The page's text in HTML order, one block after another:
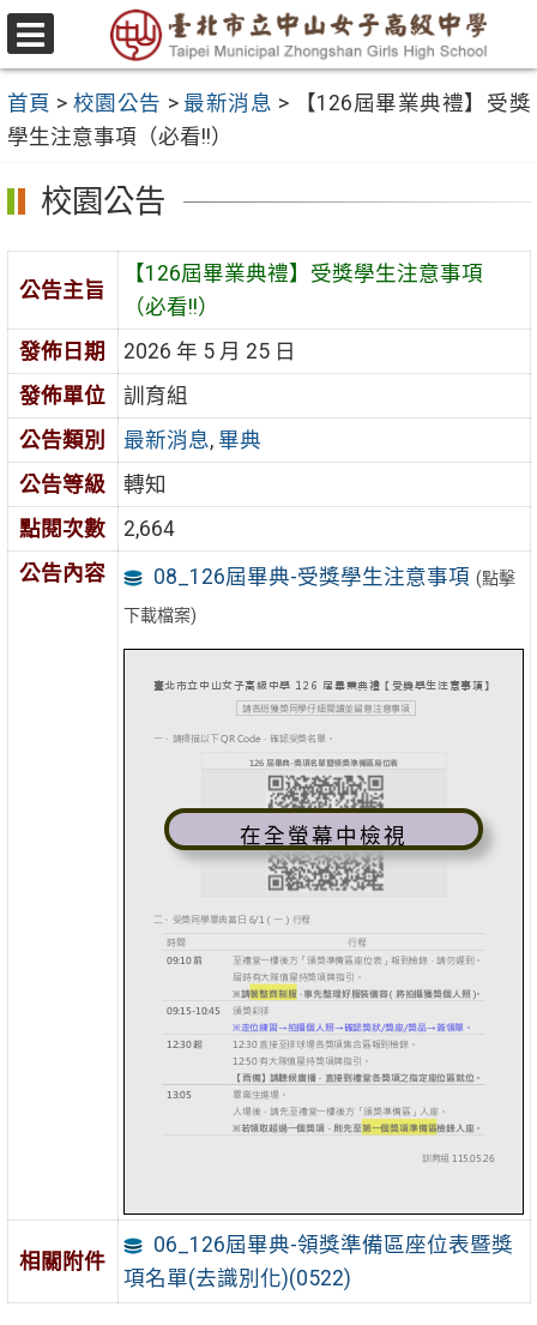
跳
至
要
內
容
區
選
單
首頁 > 校園公告 > 最新消息 >
【126屆畢業典禮】受獎
學生注意事項（必看!!）
校園公告
公告主旨
【126屆畢業典禮】受獎學生注意事項
（必看!!）
發佈日期
2026 年 5 月 25 日
發佈單位
訓育組
公告類別
最新消息, 畢典
公告等級
轉知
點閱次數
2,664
公告內容
08_126屆畢典-受獎學生注意事項 (點擊
下載檔案)
在全螢幕中檢視
相關附件
06_126屆畢典-領獎準備區座位表暨獎
項名單(去識別化)(0522)